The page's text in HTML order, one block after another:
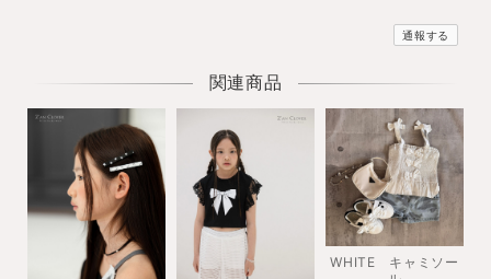
通報する
関連商品
WHITE キャミソー